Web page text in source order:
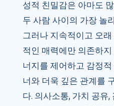
성적 친밀감은 아마도
두 사람 사이의 가장 놀
그러나 지속적이고 오
적인 매력에만 의존하지
너지를 제어하고 감정
너와 더욱 깊은 관계를
다. 의사소통, 가치 공유